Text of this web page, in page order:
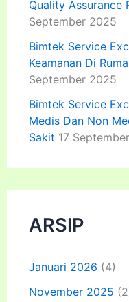
Quality Assurance
September 2025
Bimtek Service
Keamanan Di
September 2025
Bimtek Service
Medis Dan Non
Sakit 17
ARSIP
Januari 2026 (4)
November 2025